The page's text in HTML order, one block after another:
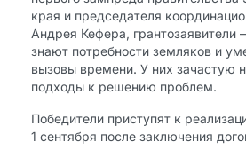
края и председателя
Андрея Кефера,
знают потребности земляков и
вызовы времени. У них зачастую
подходы к решению проблем.
Победители приступят к
1 сентября после заключения